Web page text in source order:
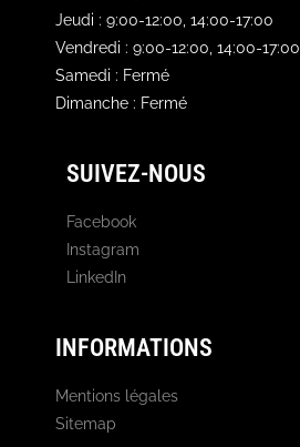
Jeudi : 9:00-12:00, 14:00-17:00
Vendredi : 9:00-12:00, 14:00-17:00
Samedi : Fermé
Dimanche : Fermé
SUIVEZ-NOUS
Facebook
Instagram
LinkedIn
INFORMATIONS
Mentions légales
Sitemap